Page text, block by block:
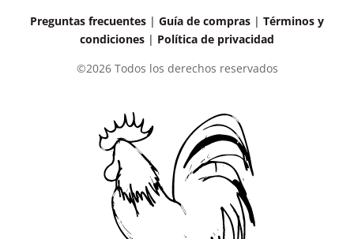
Preguntas frecuentes | Guía de compras | Términos y
condiciones | Política de privacidad
©2026 Todos los derechos reservados